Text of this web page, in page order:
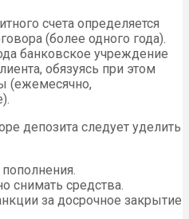
счета определяется
(более одного года).
банковское учреждение
обязуясь при этом
(ежемесячно,
депозита следует уделить
снимать средства.
за досрочное закрытие